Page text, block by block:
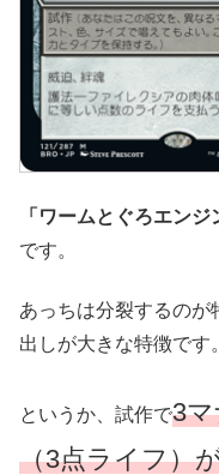
「ワームとぐろエンジ
です。
あっちは分裂するの
出しが大きな特徴です。
というか、試作で3
（3点ライフ）